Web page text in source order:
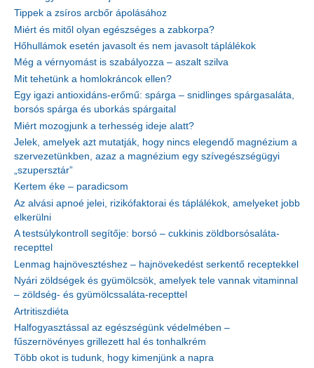
Tippek a zsíros arcbőr ápolásához
Miért és mitől olyan egészséges a zabkorpa?
Hőhullámok esetén javasolt és nem javasolt táplálékok
Még a vérnyomást is szabályozza – aszalt szilva
Mit tehetünk a homlokráncok ellen?
Egy igazi antioxidáns-erőmű: spárga – snidlinges spárgasaláta,
borsós spárga és uborkás spárgaital
Miért mozogjunk a terhesség ideje alatt?
Jelek, amelyek azt mutatják, hogy nincs elegendő magnézium a
szervezetünkben, azaz a magnézium egy szívegészségügyi
„szupersztár”
Kertem éke – paradicsom
Az alvási apnoé jelei, rizikófaktorai és táplálékok, amelyeket jobb
elkerülni
A testsúlykontroll segítője: borsó – cukkinis zöldborsósaláta-
recepttel
Lenmag hajnövesztéshez – hajnövekedést serkentő receptekkel
Nyári zöldségek és gyümölcsök, amelyek tele vannak vitaminnal
– zöldség- és gyümölcssaláta-recepttel
Artritiszdiéta
Halfogyasztással az egészségünk védelmében –
fűszernövényes grillezett hal és tonhalkrém
Több okot is tudunk, hogy kimenjünk a napra